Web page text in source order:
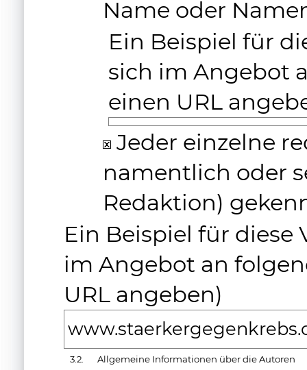
Name oder
Ein Beispiel für
sich im Angebot
einen URL
Jeder einzelne
namentlich oder
Redaktion)
Ein Beispiel für diese
im Angebot an
URL angeben)
3.2. Allgemeine Informationen über die Autoren